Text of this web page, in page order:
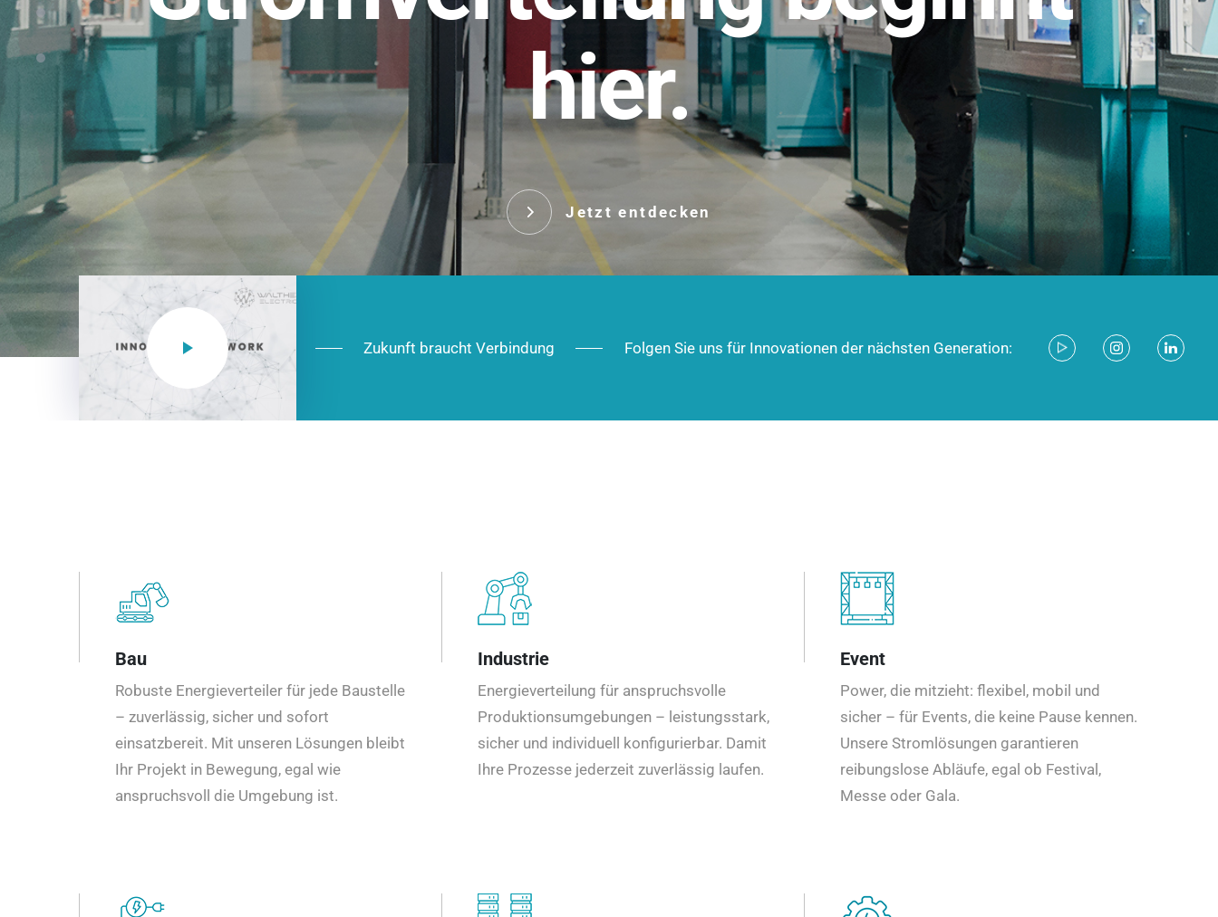
hier.
Jetzt entdecken
NEO CEE: Energieverteilung mit System. Robust im Alltag,
effizient in der Installation, zukunftsfähig im Ausbau.
Das innovative Stecksystem für industrielle Anwendungen –
robust, IP-geschützt und zukunftsfähig.
Jetzt entdecken
Zukunft braucht Verbindung Folgen Sie uns für Innovationen der nächsten Generation:
Bau
Robuste Energieverteiler für jede Baustelle
– zuverlässig, sicher und sofort
einsatzbereit. Mit unseren Lösungen bleibt
Ihr Projekt in Bewegung, egal wie
anspruchsvoll die Umgebung ist.
Industrie
Energieverteilung für anspruchsvolle
Produktionsumgebungen – leistungsstark,
sicher und individuell konfigurierbar. Damit
Ihre Prozesse jederzeit zuverlässig laufen.
Event
Power, die mitzieht: flexibel, mobil und
sicher – für Events, die keine Pause kennen.
Unsere Stromlösungen garantieren
reibungslose Abläufe, egal ob Festival,
Messe oder Gala.